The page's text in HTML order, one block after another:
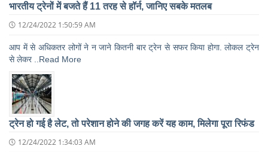
भारतीय ट्रेनों में बजते हैं 11 तरह से हॉर्न, जानिए सबके मतलब
12/24/2022 1:50:59 AM
आप में से अधिकतर लोगों ने न जाने कितनी बार ट्रेन से सफर किया होगा. लोकल ट्रेन
से लेकर ..Read More
ट्रेन हो गई है लेट, तो परेशान होने की जगह करें यह काम, मिलेगा पूरा रिफंड
12/24/2022 1:34:03 AM